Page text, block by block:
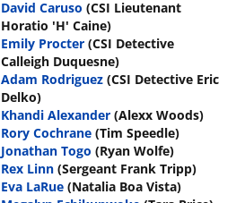
David Caruso (CSI Lieutenant
Horatio 'H' Caine)
Emily Procter (CSI Detective
Calleigh Duquesne)
Adam Rodriguez (CSI Detective Eric
Delko)
Khandi Alexander (Alexx Woods)
Rory Cochrane (Tim Speedle)
Jonathan Togo (Ryan Wolfe)
Rex Linn (Sergeant Frank Tripp)
Eva LaRue (Natalia Boa Vista)